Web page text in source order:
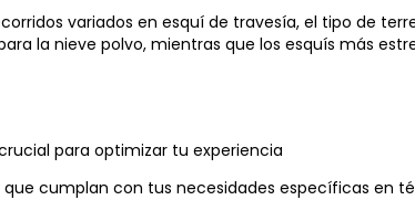
variados en esquí de travesía, el tipo de
la nieve polvo, mientras que los esquís más
para optimizar tu experiencia
cumplan con tus necesidades específicas en